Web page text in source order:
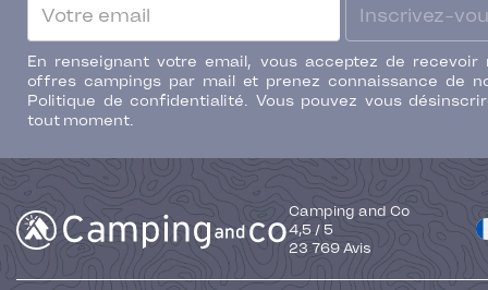
Inscrivez-
En renseignant votre email, vous acceptez de recevoir
offres campings par mail et prenez connaissance de
Politique de confidentialité. Vous pouvez vous
tout moment.
Camping and Co
4,5 / 5
23 769Avis